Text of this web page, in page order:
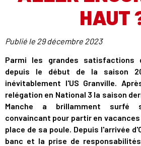
HAUT
Publié le 29 décembre 2023
Parmi les grandes satisfactions
depuis le début de la saison
inévitablement l'US Granville.
relégation en National 3 la saison
Manche a brillamment surfé
convaincant pour partir en
place de sa poule. Depuis l'arrivée
banc et la prise de